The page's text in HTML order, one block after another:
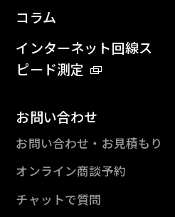
コラム
インターネット回線ス
ピード測定
お問い合わせ
お問い合わせ・お見積もり
オンライン商談予約
チャットで質問